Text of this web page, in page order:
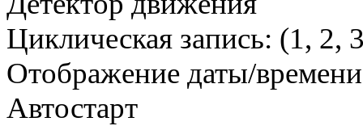
Циклическая запись: (1, 2,
Отображение даты/
Автостарт